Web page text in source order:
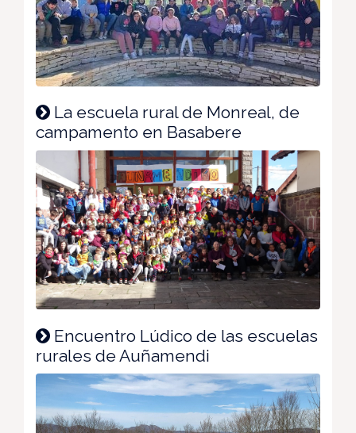
La escuela rural de Monreal, de
campamento en Basabere
Encuentro Lúdico de las escuelas
rurales de Auñamendi